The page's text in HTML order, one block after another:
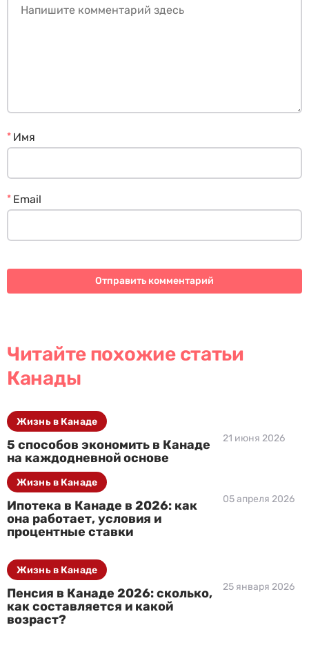
Имя
*
Email
*
Читайте похожие статьи
Канады
5 способов экономить в Канаде
на каждодневной основе
21 июня 2026
Жизнь в Канаде
Ипотека в Канаде в 2026: как
она работает, условия и
процентные ставки
05 апреля 2026
Жизнь в Канаде
Пенсия в Канаде 2026: сколько,
как составляется и какой
возраст?
25 января 2026
Жизнь в Канаде